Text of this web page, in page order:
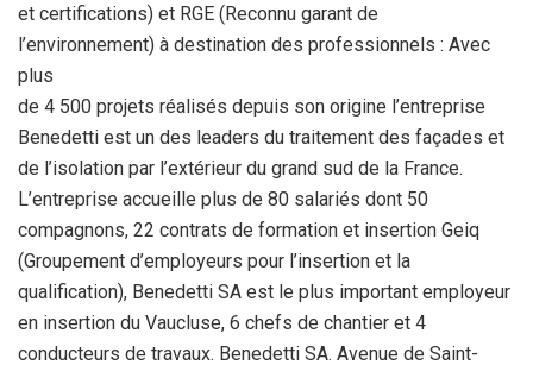
et certifications) et RGE (Reconnu garant de
l’environnement) à destination des professionnels : Avec
plus
de 4 500 projets réalisés depuis son origine l’entreprise
Benedetti est un des leaders du traitement des façades et
de l’isolation par l’extérieur du grand sud de la France.
L’entreprise accueille plus de 80 salariés dont 50
compagnons, 22 contrats de formation et insertion Geiq
(Groupement d’employeurs pour l’insertion et la
qualification), Benedetti SA est le plus important employeur
en insertion du Vaucluse, 6 chefs de chantier et 4
conducteurs de travaux. Benedetti SA. Avenue de Saint-